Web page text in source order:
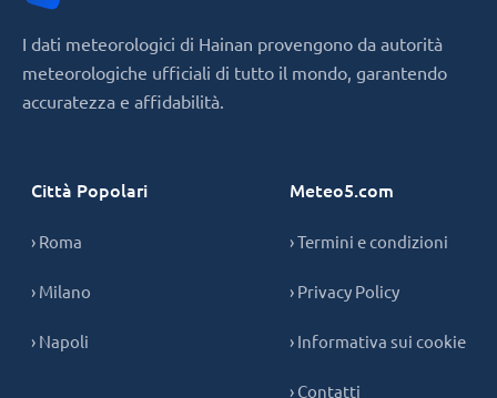
I dati meteorologici di Hainan provengono da autorità
meteorologiche ufficiali di tutto il mondo, garantendo
accuratezza e affidabilità.
Città Popolari
› Roma
› Milano
› Napoli
Meteo5.com
› Termini e condizioni
› Privacy Policy
› Informativa sui cookie
› Contatti